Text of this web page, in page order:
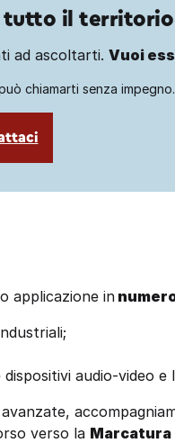
tutto il territorio
ad ascoltarti. Vuoi
chiamarti senza impegno.
applicazione in
audio-video e
verso la Marcatura